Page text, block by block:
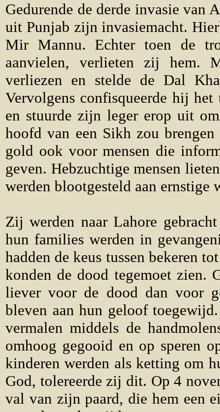
Gedurende de derde invasie van
uit Punjab zijn invasiemacht.
Mir Mannu. Echter toen de
aanvielen, verlieten zij hem.
verliezen en stelde de Dal
Vervolgens confisqueerde hij
en stuurde zijn leger erop uit
hoofd van een Sikh zou
gold ook voor mensen die
geven. Hebzuchtige mensen
werden blootgesteld aan ernstige
Zij werden naar Lahore
hun families werden in
hadden de keus tussen bekeren
konden de dood tegemoet zien.
liever voor de dood dan voor
bleven aan hun geloof
vermalen middels de
omhoog gegooid en op speren
kinderen werden als ketting om
God, tolereerde zij dit. Op 4
val van zijn paard, die hem een